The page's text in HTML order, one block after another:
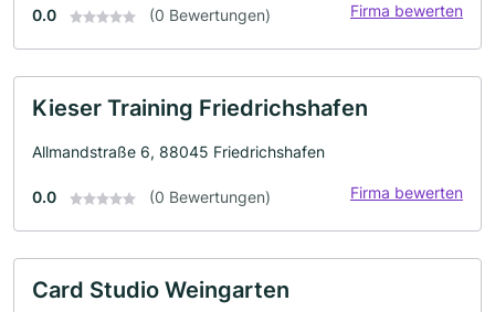
0.0 (0 Bewertungen) Firma bewerten
Kieser Training Friedrichshafen
Allmandstraße 6, 88045 Friedrichshafen
0.0 (0 Bewertungen) Firma bewerten
Card Studio Weingarten